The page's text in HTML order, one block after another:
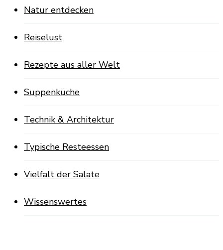
Natur entdecken
Reiselust
Rezepte aus aller Welt
Suppenküche
Technik & Architektur
Typische Resteessen
Vielfalt der Salate
Wissenswertes